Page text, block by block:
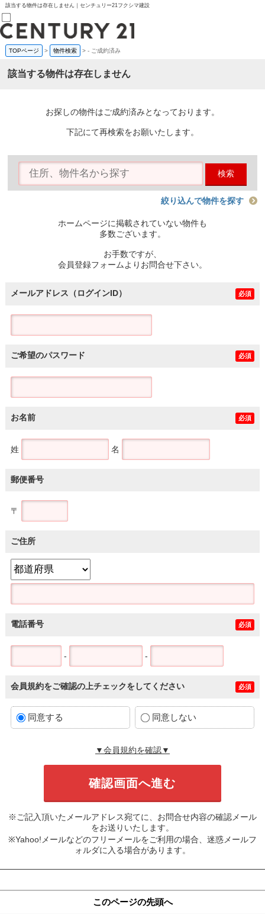
該当する物件は存在しません｜センチュリー21フクシマ建設
売買部
0120-800-844
賃貸部
会員メニュー
物件を探す
購入TOP
条件から探す
住宅ローン控除シミュレータ
TOPページ > 物件検索 >- ご成約済み
該当する物件は存在しません
お探しの物件はご成約済みとなっております。
下記にて再検索をお願いたします。
検索
絞り込んで物件を探す
ホームページに掲載されていない物件も
多数ございます。
お手数ですが、
会員登録フォームよりお問合せ下さい。
メールアドレス（ログインID） 必須
ご希望のパスワード 必須
お名前 必須
姓 名
郵便番号
〒
ご住所
電話番号 必須
- -
会員規約をご確認の上チェックをしてください 必須
同意する 同意しない
▼会員規約を確認▼
※ご記入頂いたメールアドレス宛てに、お問合せ内容の確認メール
をお送りいたします。
※Yahoo!メールなどのフリーメールをご利用の場合、迷惑メールフ
ォルダに入る場合があります。
このページの先頭へ